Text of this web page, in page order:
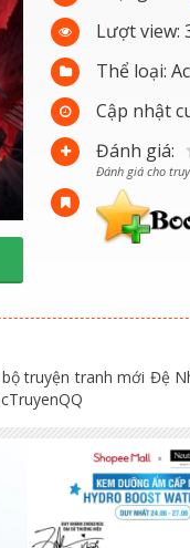
Lượt view:
Thể loại:
Cập nhật
Đánh giá:
Đánh giá cho
truyện tranh mới Đệ